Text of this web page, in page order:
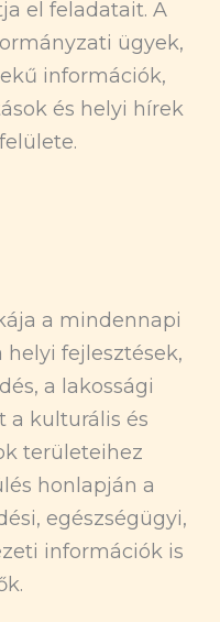
el feladatait. A
ügyek,
információk,
és helyi hírek
a mindennapi
fejlesztések,
a lakossági
a kulturális és
területeihez
honlapján a
egészségügyi,
információk is